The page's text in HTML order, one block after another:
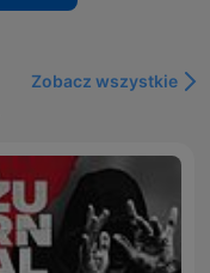
Zobacz wszystkie